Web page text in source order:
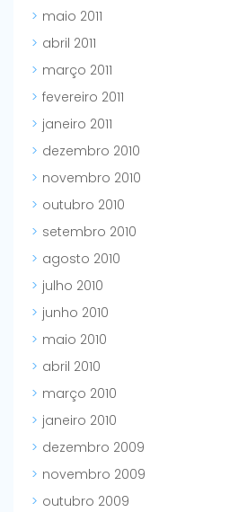
maio 2011
abril 2011
março 2011
fevereiro 2011
janeiro 2011
dezembro 2010
novembro 2010
outubro 2010
setembro 2010
agosto 2010
julho 2010
junho 2010
maio 2010
abril 2010
março 2010
janeiro 2010
dezembro 2009
novembro 2009
outubro 2009